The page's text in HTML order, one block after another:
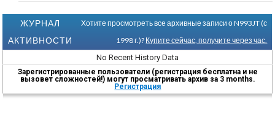
ЖУРНАЛ
АКТИВНОСТИ
Хотите просмотреть все архивные записи о N993JT (с
1998 г.)? Купите сейчас, получите через час.
No Recent History Data
Зарегистрированные пользователи (регистрация бесплатна и не
вызовет сложностей!) могут просматривать архив за 3 months.
Регистрация